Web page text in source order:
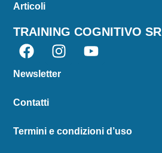
Articoli
TRAINING COGNITIVO SR
Newsletter
Contatti
Termini e condizioni d’uso